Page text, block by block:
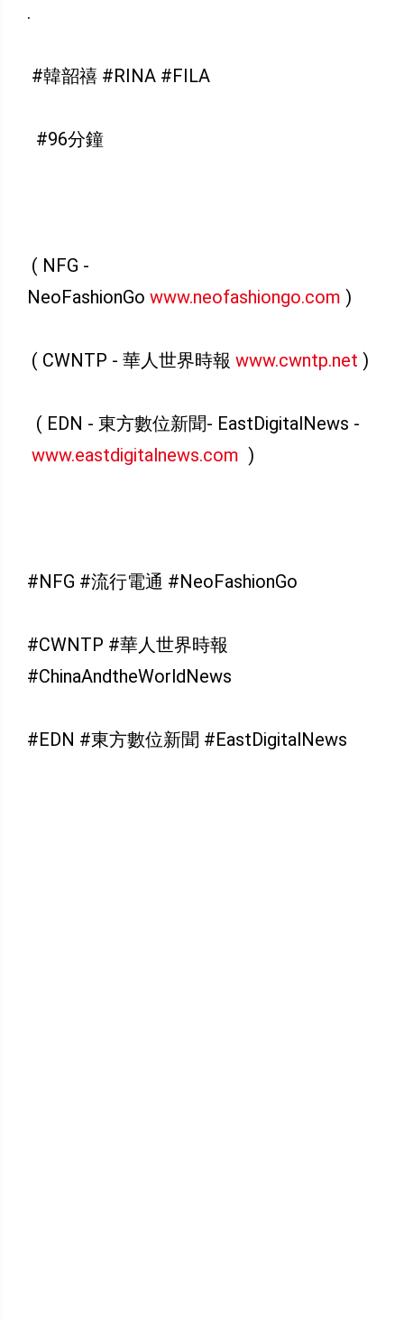
.
#韓韶禧 #RINA #FILA
#96分鐘
( NFG -
NeoFashionGo www.neofashiongo.com )
( CWNTP - 華人世界時報 www.cwntp.net )
( EDN - 東方數位新聞- EastDigitalNews -
www.eastdigitalnews.com )
#NFG #流行電通 #NeoFashionGo
#CWNTP #華人世界時報
#ChinaAndtheWorldNews
#EDN #東方數位新聞 #EastDigitalNews